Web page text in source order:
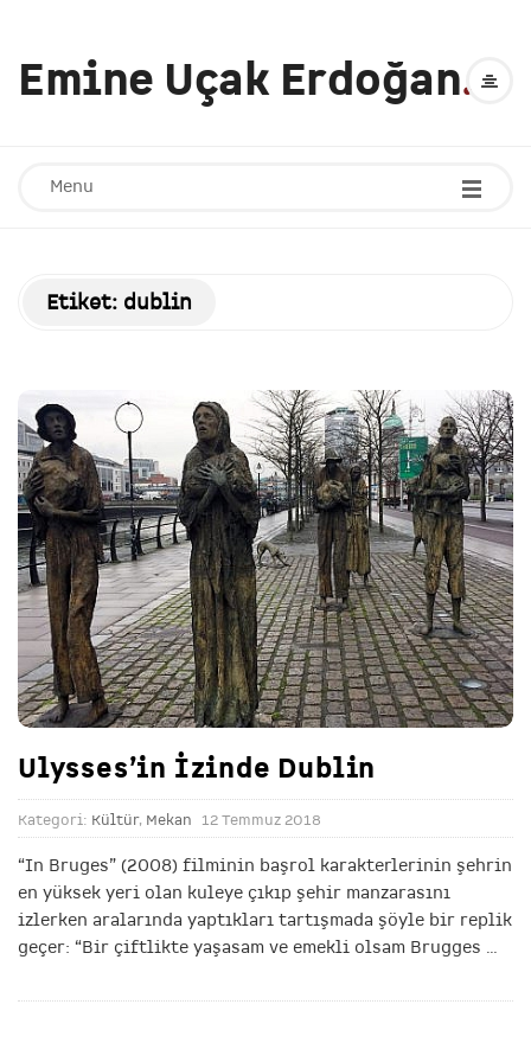
Emine Uçak Erdoğan.
Menu
Etiket: dublin
Ulysses’in İzinde Dublin
Kategori: Kültür, Mekan 12 Temmuz 2018
“In Bruges” (2008) filminin başrol karakterlerinin şehrin
en yüksek yeri olan kuleye çıkıp şehir manzarasını
izlerken aralarında yaptıkları tartışmada şöyle bir replik
geçer: “Bir çiftlikte yaşasam ve emekli olsam Brugges